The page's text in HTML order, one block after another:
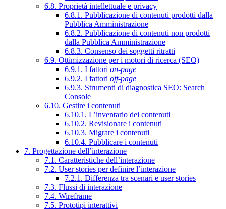
6.8. Proprietà intellettuale e privacy
6.8.1. Pubblicazione di contenuti prodotti dalla
Pubblica Amministrazione
6.8.2. Pubblicazione di contenuti non prodotti
dalla Pubblica Amministrazione
6.8.3. Consenso dei soggetti ritratti
6.9. Ottimizzazione per i motori di ricerca (SEO)
6.9.1. I fattori on-page
6.9.2. I fattori off-page
6.9.3. Strumenti di diagnostica SEO: Search
Console
6.10. Gestire i contenuti
6.10.1. L’inventario dei contenuti
6.10.2. Revisionare i contenuti
6.10.3. Migrare i contenuti
6.10.4. Pubblicare i contenuti
7. Progettazione dell’interazione
7.1. Caratteristiche dell’interazione
7.2. User stories per definire l’interazione
7.2.1. Differenza tra scenari e user stories
7.3. Flussi di interazione
7.4. Wireframe
7.5. Prototipi interattivi